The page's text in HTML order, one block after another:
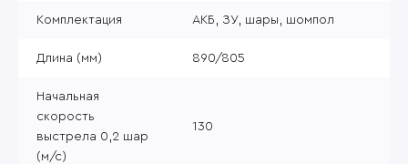
Комплектация АКБ, ЗУ, шары, шомпол
Длина (мм) 890/805
Начальная
скорость
выстрела 0,2 шар
(м/с)
130